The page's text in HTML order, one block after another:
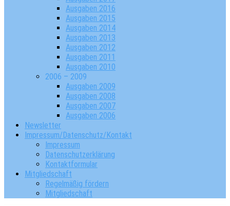
Ausgaben 2016
Ausgaben 2015
Ausgaben 2014
Ausgaben 2013
Ausgaben 2012
Ausgaben 2011
Ausgaben 2010
2006 – 2009
Ausgaben 2009
Ausgaben 2008
Ausgaben 2007
Ausgaben 2006
Newsletter
Impressum/Datenschutz/Kontakt
Impressum
Datenschutzerklärung
Kontaktformular
Mitgliedschaft
Regelmäßig fördern
Mitgliedschaft